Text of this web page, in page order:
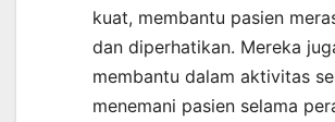
kuat, membantu pasien
dan diperhatikan. Mereka
membantu dalam aktivitas
menemani pasien selama